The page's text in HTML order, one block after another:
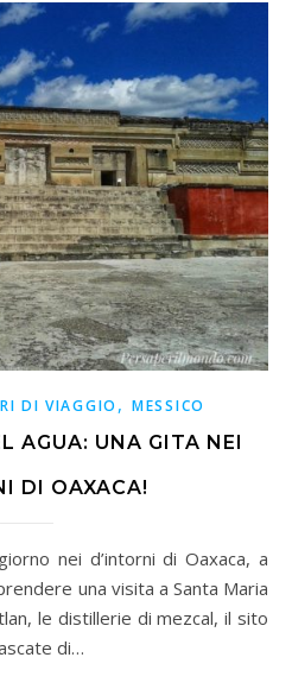
DI VIAGGIO , MESSICO
AGUA: UNA GITA NEI
DI OAXACA!
una visita a Santa Maria
le distillerie di mezcal, il sito
di…